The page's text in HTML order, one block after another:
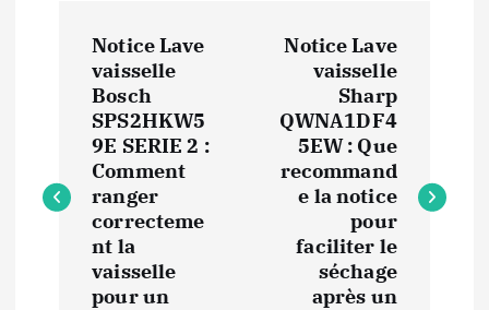
i
Notice Lave
vaisselle
Bosch
SPS2HKW5
9E SERIE 2 :
Comment
ranger
correcteme
nt la
vaisselle
pour un
Notice Lave
vaisselle
Sharp
QWNA1DF4
5EW : Que
recommand
e la notice
pour
faciliter le
séchage
après un